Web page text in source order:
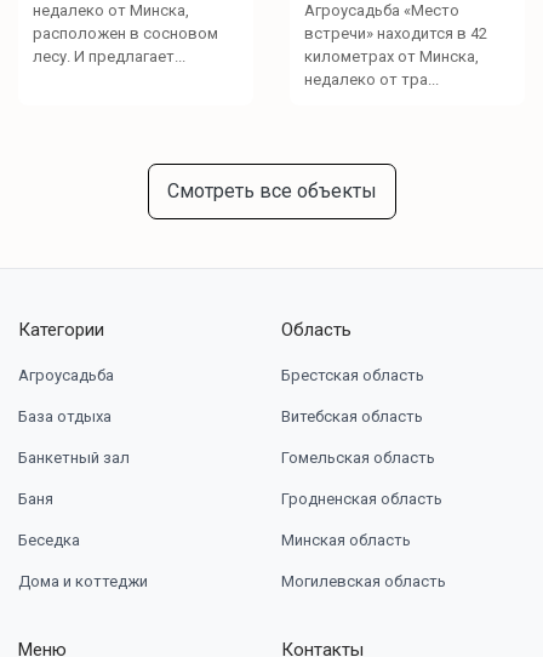
недалеко от Минска,
расположен в сосновом
лесу. И предлагает...
Агроусадьба «Место
встречи» находится в 42
километрах от Минска,
недалеко от тра...
Смотреть все объекты
Категории
Агроусадьба
База отдыха
Банкетный зал
Баня
Беседка
Дома и коттеджи
Область
Брестская область
Витебская область
Гомельская область
Гродненская область
Минская область
Могилевская область
Меню Контакты